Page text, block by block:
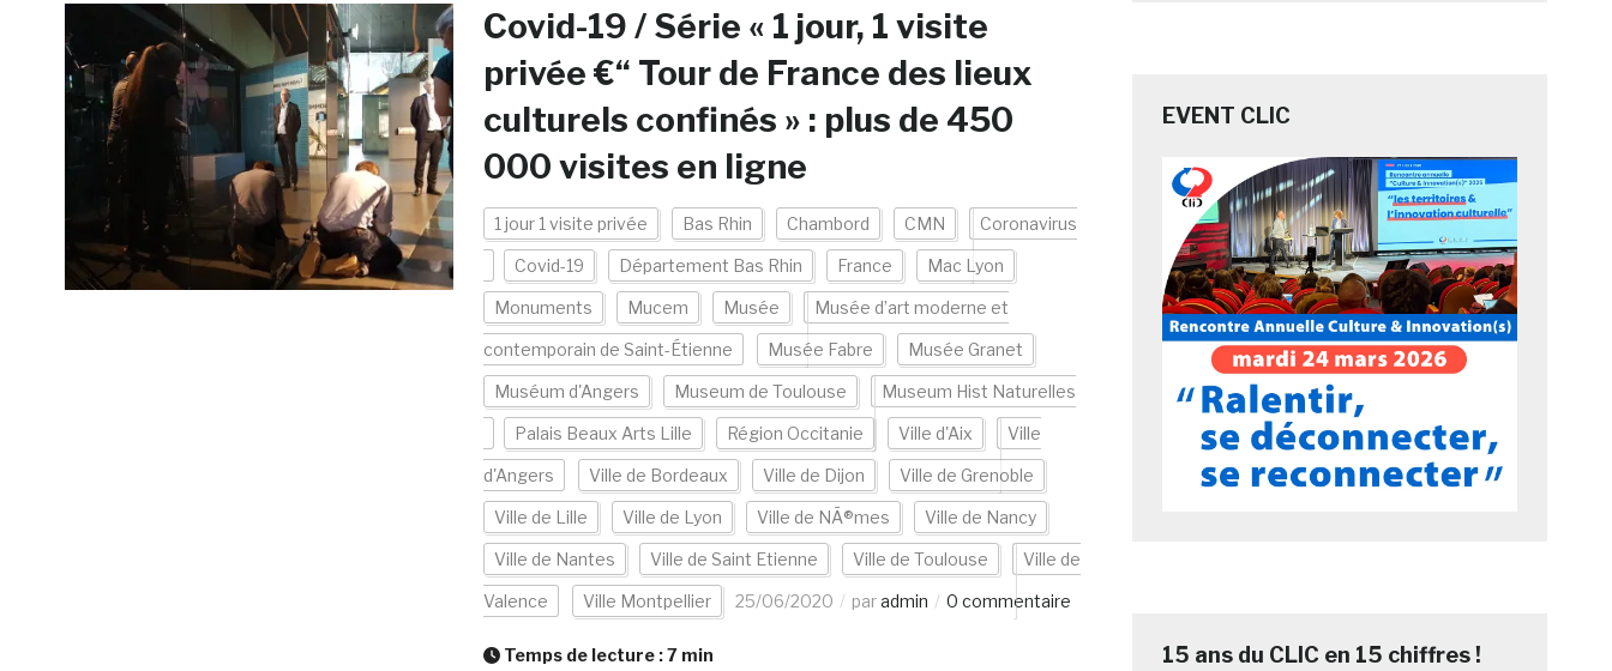
Covid-19 / Série « 1 jour, 1 visite
privée €“ Tour de France des lieux
culturels confinés » : plus de 450
000 visites en ligne
1 jour 1 visite privée Bas Rhin Chambord CMN Coronavirus
Covid-19 Département Bas Rhin France Mac Lyon
Monuments Mucem Musée Musée d’art moderne et
contemporain de Saint-Étienne Musée Fabre Musée Granet
Muséum d'Angers Museum de Toulouse Museum Hist Naturelles
Palais Beaux Arts Lille Région Occitanie Ville d'Aix Ville
d'Angers Ville de Bordeaux Ville de Dijon Ville de Grenoble
Ville de Lille Ville de Lyon Ville de NÃ®mes Ville de Nancy
Ville de Nantes Ville de Saint Etienne Ville de Toulouse Ville de
Valence Ville Montpellier 25/06/2020 paradmin 0 commentaire
Temps de lecture :7 min
EVENT CLIC
15 ans du CLIC en 15 chiffres !